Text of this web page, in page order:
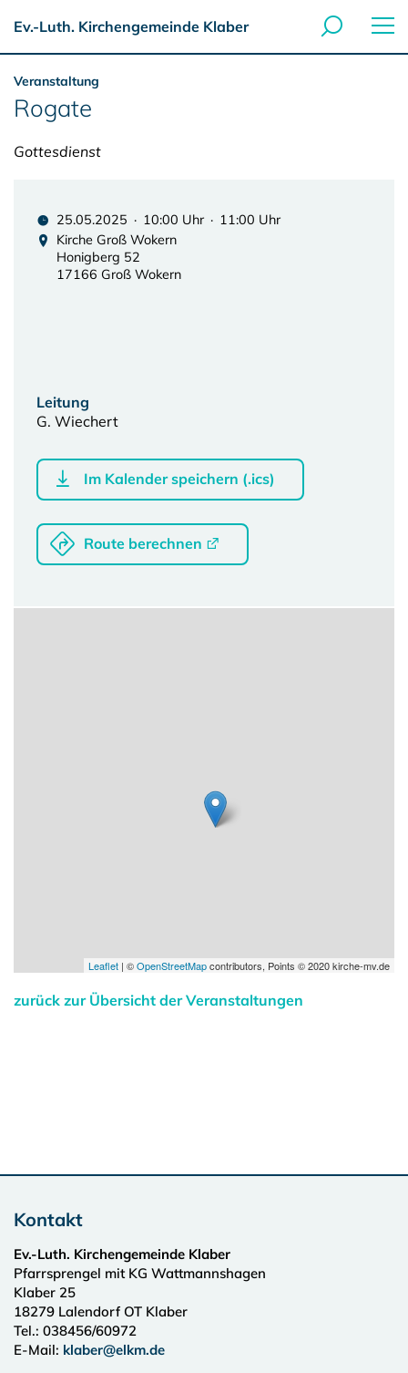
Ev.-Luth. Kirchengemeinde Klaber
Veranstaltung
Rogate
Gottesdienst
25.05.2025 · 10:00 Uhr · 11:00 Uhr
Kirche Groß Wokern
Honigberg 52
17166 Groß Wokern
Leitung
G. Wiechert
Im Kalender speichern (.ics)
Route berechnen
Leaflet | ©OpenStreetMapcontributors, Points © 2020 kirche-mv.de
zurück zur Übersicht der Veranstaltungen
Kontakt
Ev.-Luth. Kirchengemeinde Klaber
Pfarrsprengel mit KG Wattmannshagen
Klaber 25
18279 Lalendorf OT Klaber
Tel.: 038456/60972
E-Mail: klaber@elkm.de